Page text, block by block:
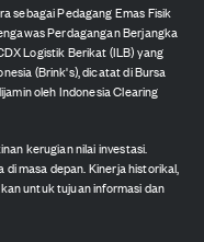
sebagai Pedagang Emas Fisik
Perdagangan Berjangka
Logistik Berikat (ILB) yang
(Brink's), dicatat di Bursa
oleh Indonesia Clearing
kerugian nilai investasi.
masa depan. Kinerja historikal,
untuk tujuan informasi dan